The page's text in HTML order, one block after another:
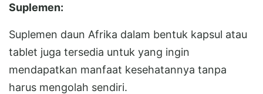
Suplemen:
Suplemen daun Afrika dalam bentuk kapsul atau
tablet juga tersedia untuk yang ingin
mendapatkan manfaat kesehatannya tanpa
harus mengolah sendiri.